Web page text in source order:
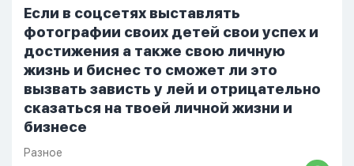
Если в соцсетях выставлять
фотографии своих детей свои успех и
достижения а также свою личную
жизнь и биснес то сможет ли это
вызвать зависть у лей и отрицательно
сказаться на твоей личной жизни и
бизнесе
Разное